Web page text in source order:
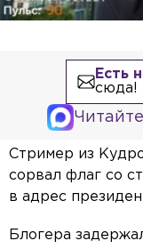
Есть
сюда!
Стример из
сорвал флаг со
в адрес
Блогера